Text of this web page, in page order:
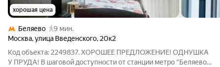
хорошая цена
Беляево
9 мин.
Москва,улица Введенского, 20к2
Код объекта: 2249837. ХОРОШЕЕ ПРЕДЛОЖЕНИЕ! ОДНУШКА
У ПРУДА! В шаговой доступности от станции метро "Беляево"